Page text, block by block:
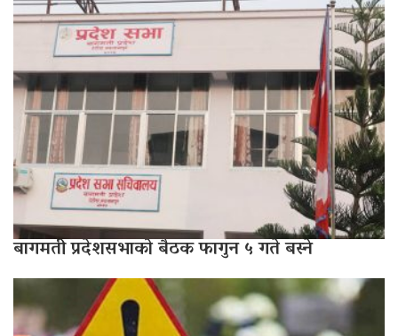
बागमती प्रदेशसभाको बैठक फागुन ५ गते बस्ने